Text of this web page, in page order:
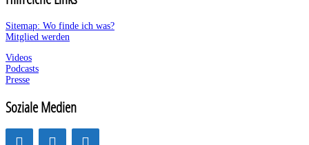
Sitemap: Wo finde ich was?
Mitglied werden
Videos
Podcasts
Presse
Soziale Medien